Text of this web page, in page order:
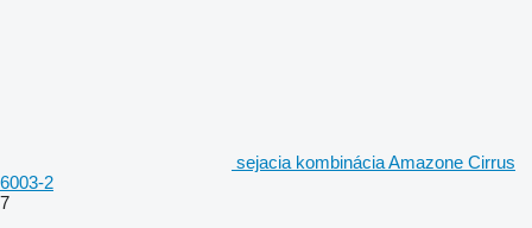
sejacia kombinácia Amazone Cirrus
6003-2
7